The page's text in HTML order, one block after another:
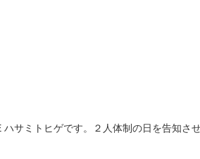
サミトヒゲです。２人体制の日を告知さ